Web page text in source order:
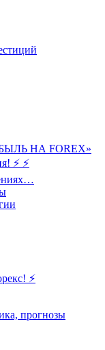
НА FOREX»
⚡ ⚡
⚡
прогнозы